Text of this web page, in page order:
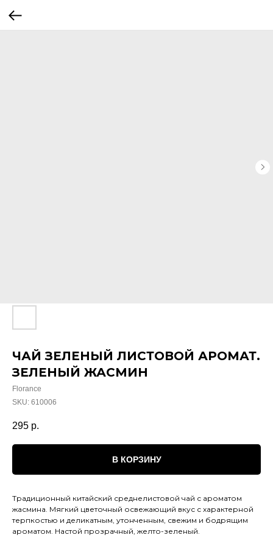
ЧАЙ ЗЕЛЕНЫЙ ЛИСТОВОЙ АРОМАТ.
ЗЕЛЕНЫЙ ЖАСМИН
Florance
SKU: 610006
295 р.
В КОРЗИНУ
Традиционный китайский среднелистовой чай с ароматом
жасмина. Мягкий цветочный освежающий вкус с характерной
терпкостью и деликатным, утонченным, свежим и бодрящим
ароматом. Настой прозрачный, желто-зеленый.